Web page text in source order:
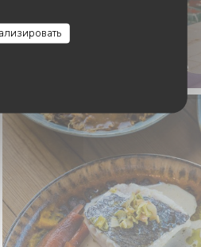
La terrasse